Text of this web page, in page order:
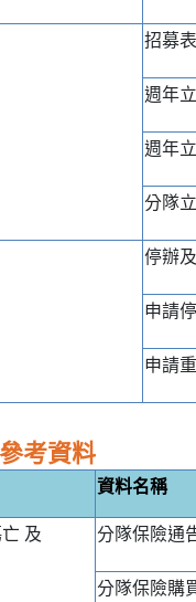
招募
週年
週年
分隊
停辦
申請
申請
考資料
資料名稱
及
分隊保險通
分隊保險購